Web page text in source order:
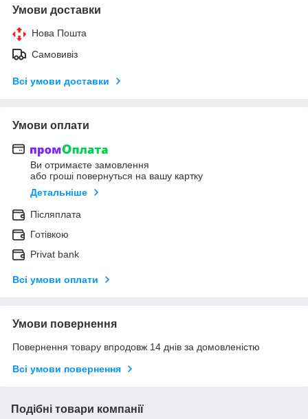
Умови доставки
Нова Пошта
Самовивіз
Всі умови доставки
Умови оплати
Ви отримаєте замовлення
або гроші повернуться на вашу картку
Детальніше
Післяплата
Готівкою
Privat bank
Всі умови оплати
Умови повернення
Повернення товару впродовж 14 днів за домовленістю
Всі умови повернення
Подібні товари компанії